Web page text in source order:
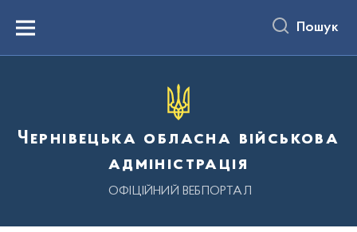
вмістуMenu Пошук
Чернівецька обласна військова
адміністрація
ОФІЦІЙНИЙ ВЕБПОРТАЛ